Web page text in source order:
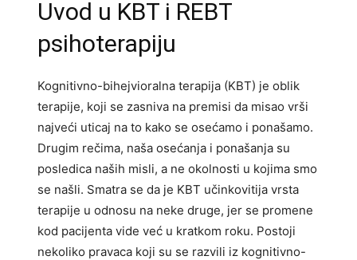
Uvod u KBT i REBT
psihoterapiju
Kognitivno-bihejvioralna terapija (KBT) je oblik
terapije, koji se zasniva na premisi da misao vrši
najveći uticaj na to kako se osećamo i ponašamo.
Drugim rečima, naša osećanja i ponašanja su
posledica naših misli, a ne okolnosti u kojima smo
se našli. Smatra se da je KBT učinkovitija vrsta
terapije u odnosu na neke druge, jer se promene
kod pacijenta vide već u kratkom roku. Postoji
nekoliko pravaca koji su se razvili iz kognitivno-